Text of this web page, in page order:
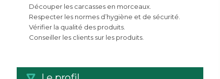
Découper les carcasses en morceaux.
Respecter les normes d’hygiène et de sécurité.
Vérifier la qualité des produits.
Conseiller les clients sur les produits.